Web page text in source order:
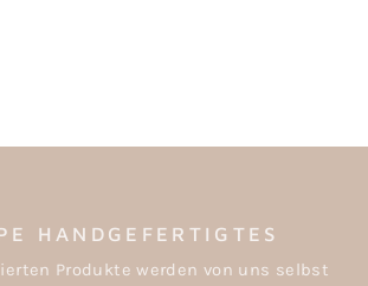
HANDGEFERTIGTES
Produkte werden von uns selbst